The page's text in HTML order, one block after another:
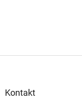
Kontakt